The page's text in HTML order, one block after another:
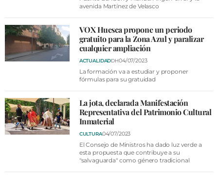
avenida Martínez de Velasco
VOX Huesca propone un periodo
gratuito para la Zona Azul y paralizar
cualquier ampliación
ACTUALIDADDH04/07/2023
La formación va a estudiar y proponer
fórmulas para su gratuidad
La jota, declarada Manifestación
Representativa del Patrimonio Cultural
Inmaterial
CULTURA04/07/2023
El Consejo de Ministros ha dado luz verde a
esta propuesta que contribuye a su
"salvaguarda" como género tradicional